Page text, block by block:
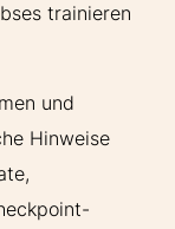
trainieren
und
Hinweise